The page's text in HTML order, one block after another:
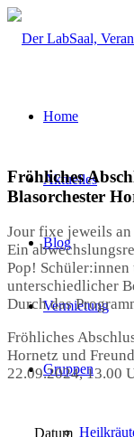
Home
Aktuelles
Blog
Vermietung
Gruppen
Fröhliches
Blasorchester
Jour fixe jeweils
Ein
Pop!
unterschiedlicher
Durch das
Fröhliches
Hornetz und
22.09.2024, 13.00
Datum